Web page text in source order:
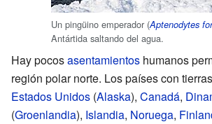
Un pingüino emperador (Aptenodytes
Antártida saltando del agua.
Hay pocosasentamientos humanos
región polar norte. Los países con
Estados Unidos (Alaska), Canadá,
(Groenlandia), Islandia, Noruega,